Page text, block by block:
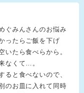
ぐみんさんのお悩み
ったらご飯を下げ
いたら食べらから。
なくて…。
ると食べないので、
のお皿に入れて同時